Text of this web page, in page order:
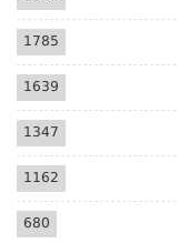
1785
1639
1347
1162
680